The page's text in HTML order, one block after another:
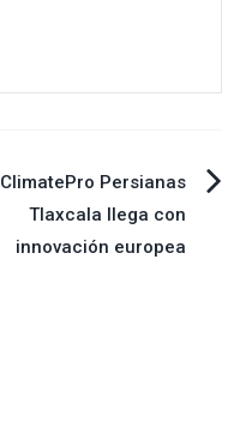
ClimatePro Persianas
Tlaxcala llega con
innovación europea